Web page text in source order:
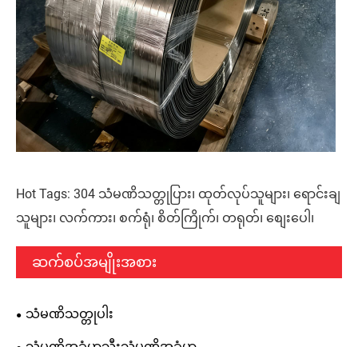
Hot Tags: 304 သံမဏိသတ္တုပြား၊ ထုတ်လုပ်သူများ၊ ရောင်းချ
သူများ၊ လက်ကား၊ စက်ရုံ၊ စိတ်ကြိုက်၊ တရုတ်၊ စျေးပေါ၊
ဆက်စပ်အမျိုးအစား
သံမဏိသတ္တုပါး